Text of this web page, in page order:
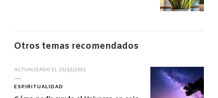
Otros temas recomendados
ACTUALIZADO EL 23/12/2021
ESPIRITUALIDAD